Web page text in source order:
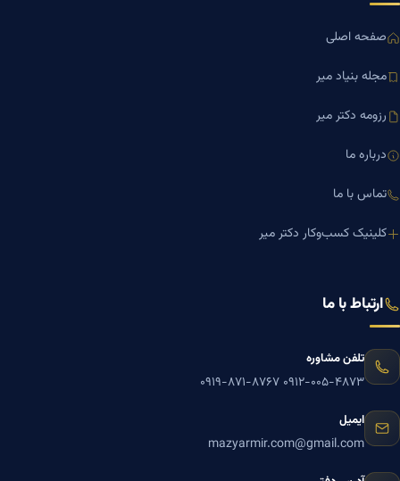
صفحه اصلی
مجله بنیاد میر
رزومه دکتر میر
درباره ما
تماس با ما
کلینیک کسب‌وکار دکتر میر
ارتباط با ما
تلفن مشاوره
۰۹۱۲-۰۰۵-۴۸۷۳ ۰۹۱۹-۸۷۱-۸۷۶۷
ایمیل
mazyarmir.com@gmail.com